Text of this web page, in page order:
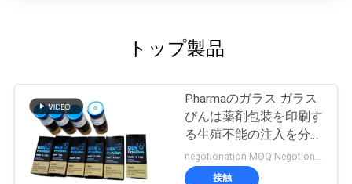
トップ製品
Pharmaのガラス ガラス
びんは薬剤包装を印刷す
る生殖不能の注入を分類
します
negotionation MOQ:Negotionation
接触